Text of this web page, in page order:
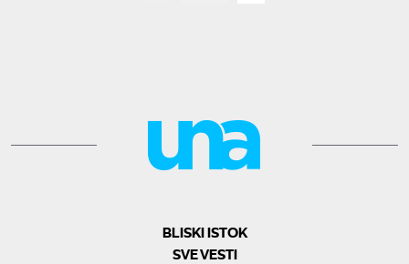
BLISKI ISTOK
SVE VESTI